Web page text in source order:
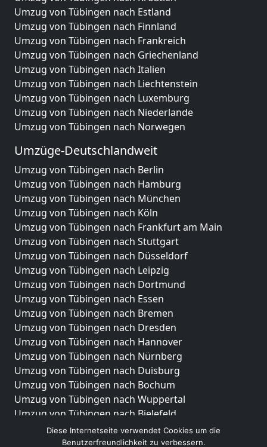
Umzug von Tübingen nach Estland
Umzug von Tübingen nach Finnland
Umzug von Tübingen nach Frankreich
Umzug von Tübingen nach Griechenland
Umzug von Tübingen nach Italien
Umzug von Tübingen nach Liechtenstein
Umzug von Tübingen nach Luxemburg
Umzug von Tübingen nach Niederlande
Umzug von Tübingen nach Norwegen
Umzüge-Deutschlandweit
Umzug von Tübingen nach Berlin
Umzug von Tübingen nach Hamburg
Umzug von Tübingen nach München
Umzug von Tübingen nach Köln
Umzug von Tübingen nach Frankfurt am Main
Umzug von Tübingen nach Stuttgart
Umzug von Tübingen nach Düsseldorf
Umzug von Tübingen nach Leipzig
Umzug von Tübingen nach Dortmund
Umzug von Tübingen nach Essen
Umzug von Tübingen nach Bremen
Umzug von Tübingen nach Dresden
Umzug von Tübingen nach Hannover
Umzug von Tübingen nach Nürnberg
Umzug von Tübingen nach Duisburg
Umzug von Tübingen nach Bochum
Umzug von Tübingen nach Wuppertal
Umzug von Tübingen nach Bielefeld
Umzug von Tübingen nach Bonn
Umzug von Tübingen nach Münster
Diese Internetseite verwendet Cookies um die
Benutzerfreundlichkeit zu verbessern.